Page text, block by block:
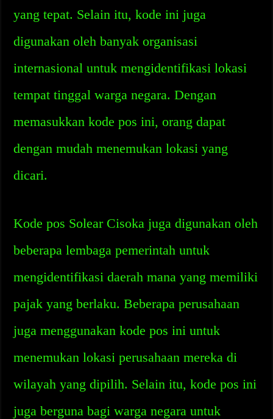
yang tepat. Selain itu, kode ini juga
digunakan oleh banyak organisasi
internasional untuk mengidentifikasi lokasi
tempat tinggal warga negara. Dengan
memasukkan kode pos ini, orang dapat
dengan mudah menemukan lokasi yang
dicari.
Kode pos Solear Cisoka juga digunakan oleh
beberapa lembaga pemerintah untuk
mengidentifikasi daerah mana yang memiliki
pajak yang berlaku. Beberapa perusahaan
juga menggunakan kode pos ini untuk
menemukan lokasi perusahaan mereka di
wilayah yang dipilih. Selain itu, kode pos ini
juga berguna bagi warga negara untuk